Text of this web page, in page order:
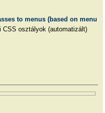
to menus (based on menu
osztályok (automatizált)